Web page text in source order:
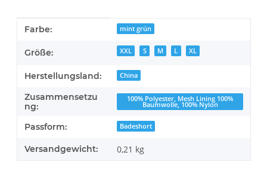
Produkteigenschaft
Wert
Farbe: mint grün
Größe: XXL S M L XL
Herstellungsland: China
Zusammensetzu
ng:
100% Polyester, Mesh Lining 100%
Baumwolle, 100% Nylon
Passform: Badeshort
Versandgewicht: 0,21 kg